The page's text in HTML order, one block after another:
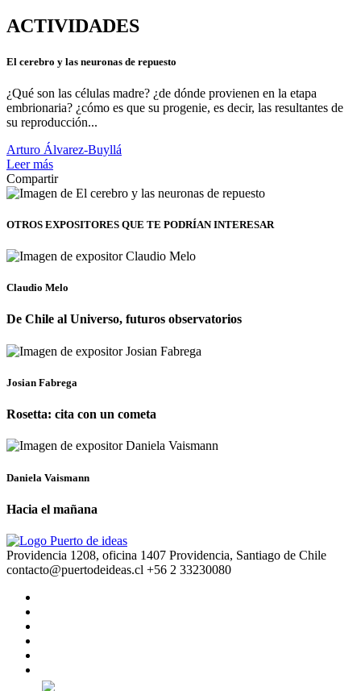
ACTIVIDADES
El cerebro y las neuronas de repuesto
¿Qué son las células madre? ¿de dónde provienen en la etapa
embrionaria? ¿cómo es que su progenie, es decir, las resultantes de
su reproducción...
Arturo Álvarez-Buyllá
Leer más
Compartir
OTROS EXPOSITORES QUE TE PODRÍAN INTERESAR
Claudio Melo
De Chile al Universo, futuros observatorios
Josian Fabrega
Rosetta: cita con un cometa
Daniela Vaismann
Hacia el mañana
Providencia 1208, oficina 1407 Providencia, Santiago de Chile
contacto@puertodeideas.cl +56 2 33230080